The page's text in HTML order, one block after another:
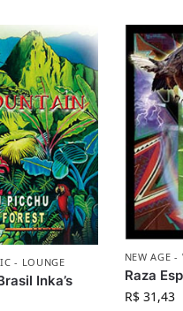
- LOUNGE
Inka’s
NEW AGE
Raza
R$31,43